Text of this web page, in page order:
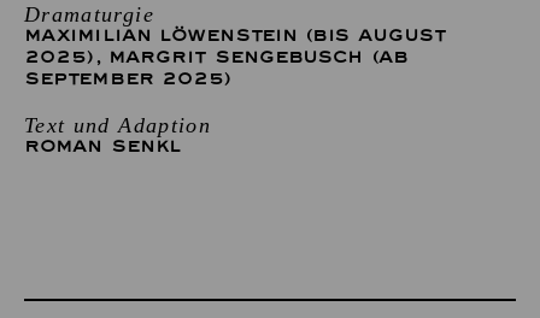
Dramaturgie
MAXIMILIAN LÖWENSTEIN (BIS AUGUST
2025) , MARGRIT SENGEBUSCH (AB
SEPTEMBER 2025)
Text und Adaption
ROMAN SENKL